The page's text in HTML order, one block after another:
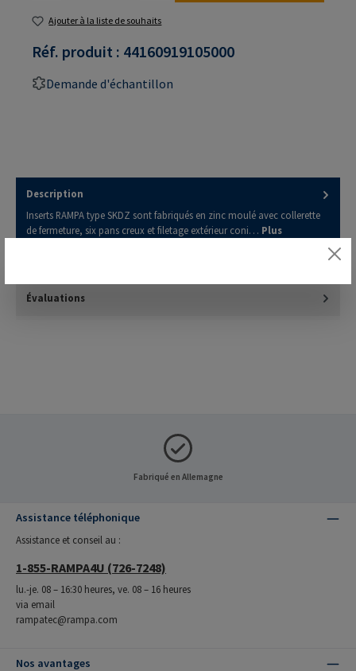
Ajouter à la liste de souhaits
Réf. produit : 44160919105000
Demande d'échantillon
Description
Inserts RAMPA type SKDZ sont fabriqués en zinc moulé avec collerette
de fermeture, six pans creux et filetage extérieur coni… Plus
Évaluations
Fabriqué en Allemagne
Assistance téléphonique
Assistance et conseil au :
1-855-RAMPA4U (726-7248)
lu.-je. 08 – 16:30 heures, ve. 08 – 16 heures
via email
rampatec@rampa.com
Nos avantages